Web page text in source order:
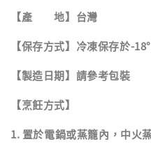
【產 地】台灣
【保存方式】冷凍保存於-
【製造日期】請參考包裝
【烹飪方式】
1. 置於電鍋或蒸籠內，中火